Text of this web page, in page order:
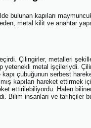
bulunan kapıları
metal kilit ve anahtar
Çilingirler, metalleri
metal işçileriydi.
çubuğunun serbest
kapıları hareket ettirmek
ettirilebiliyordu. Halen
Bilim insanları ve tarihçiler